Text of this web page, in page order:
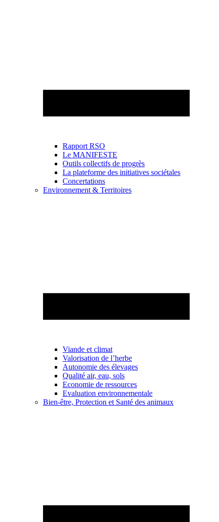
Rapport RSO
Le MANIFESTE
Outils collectifs de progrès
La plateforme des initiatives sociétales
Concertations
Environnement & Territoires
Viande et climat
Valorisation de l’herbe
Autonomie des élevages
Qualité air, eau, sols
Economie de ressources
Evaluation environnementale
Bien-être, Protection et Santé des animaux